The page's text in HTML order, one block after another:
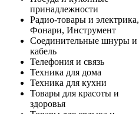
принадлежности
Радио-товары и электрика,
Фонари, Инструмент
Соединительные шнуры и
кабель
Телефония и связь
Техника для дома
Техника для кухни
Товары для красоты и
здоровья